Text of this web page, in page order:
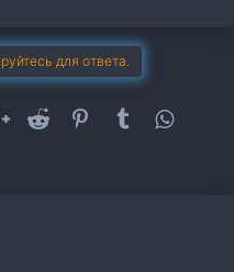
для ответа.
Google+Reddit PinterestTumblr